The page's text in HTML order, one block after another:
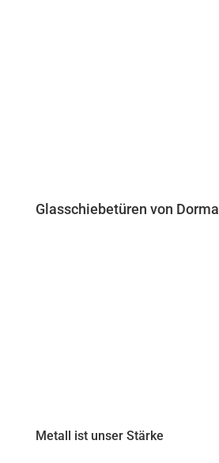
Glasschiebetüren von Dorma
Metall ist unser Stärke